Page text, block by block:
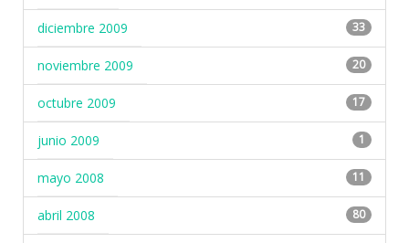
diciembre 2009 33
noviembre 2009 20
octubre 2009 17
junio 2009 1
mayo 2008 11
abril 2008 80